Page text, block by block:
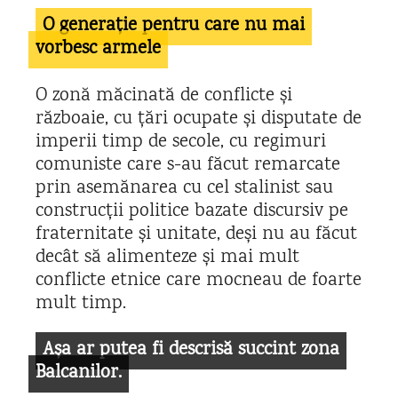
O generație pentru care nu mai
vorbesc armele
O zonă măcinată de conflicte și
războaie, cu țări ocupate și disputate de
imperii timp de secole, cu regimuri
comuniste care s-au făcut remarcate
prin asemănarea cu cel stalinist sau
construcții politice bazate discursiv pe
fraternitate și unitate, deși nu au făcut
decât să alimenteze și mai mult
conflicte etnice care mocneau de foarte
mult timp.
Așa ar putea fi descrisă succint zona
Balcanilor.